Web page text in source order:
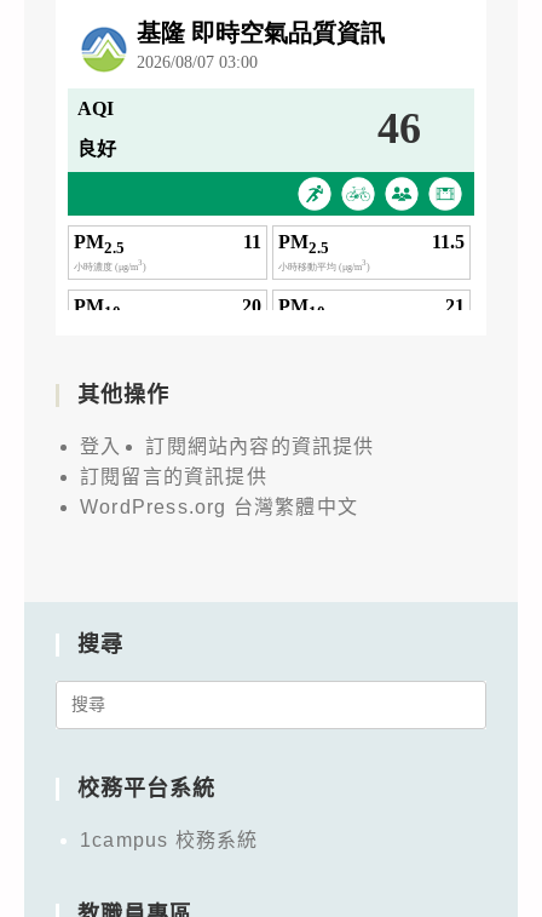
其他操作
登入
訂閱網站內容的資訊提供
訂閱留言的資訊提供
WordPress.org 台灣繁體中文
搜尋
Search
校務平台系統
1campus 校務系統